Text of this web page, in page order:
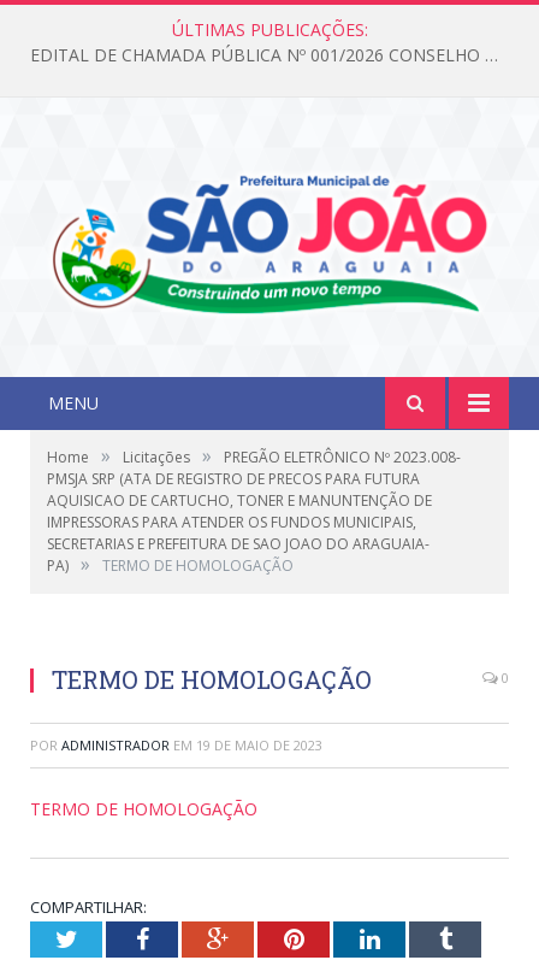
ÚLTIMAS PUBLICAÇÕES:
EDITAL DE CHAMADA PÚBLICA Nº 001/2026 CONSELHO DOS DIREITOS DA CRIANÇA E DO ADOLESCENTE
MENU
Home » Licitações »
PREGÃO ELETRÔNICO Nº 2023.008-
PMSJA SRP (ATA DE REGISTRO DE PRECOS PARA FUTURA
AQUISICAO DE CARTUCHO, TONER E MANUNTENÇÃO DE
IMPRESSORAS PARA ATENDER OS FUNDOS MUNICIPAIS,
SECRETARIAS E PREFEITURA DE SAO JOAO DO ARAGUAIA-
PA) » TERMO DE HOMOLOGAÇÃO
TERMO DE HOMOLOGAÇÃO 0
POR ADMINISTRADOR EM 19 DE MAIO DE 2023
TERMO DE HOMOLOGAÇÃO
COMPARTILHAR:
TwitterFacebookGoogle+PinterestLinkedInTumblr